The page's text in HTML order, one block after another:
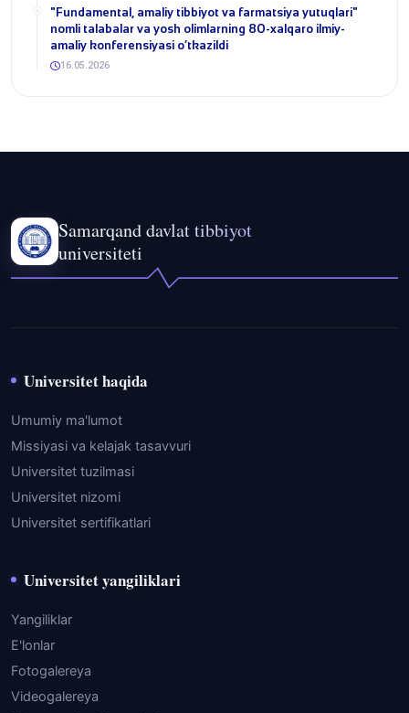
​"Fundamental, amaliy tibbiyot va farmatsiya yutuqlari"
nomli talabalar va yosh olimlarning 80-xalqaro ilmiy-
amaliy konferensiyasi o‘tkazildi
16.05.2026
Samarqand davlat tibbiyot
universiteti
Universitet haqida
Umumiy ma'lumot
Missiyasi va kelajak tasavvuri
Universitet tuzilmasi
Universitet nizomi
Universitet sertifikatlari
Universitet yangiliklari
Yangiliklar
E'lonlar
Fotogalereya
Videogalereya